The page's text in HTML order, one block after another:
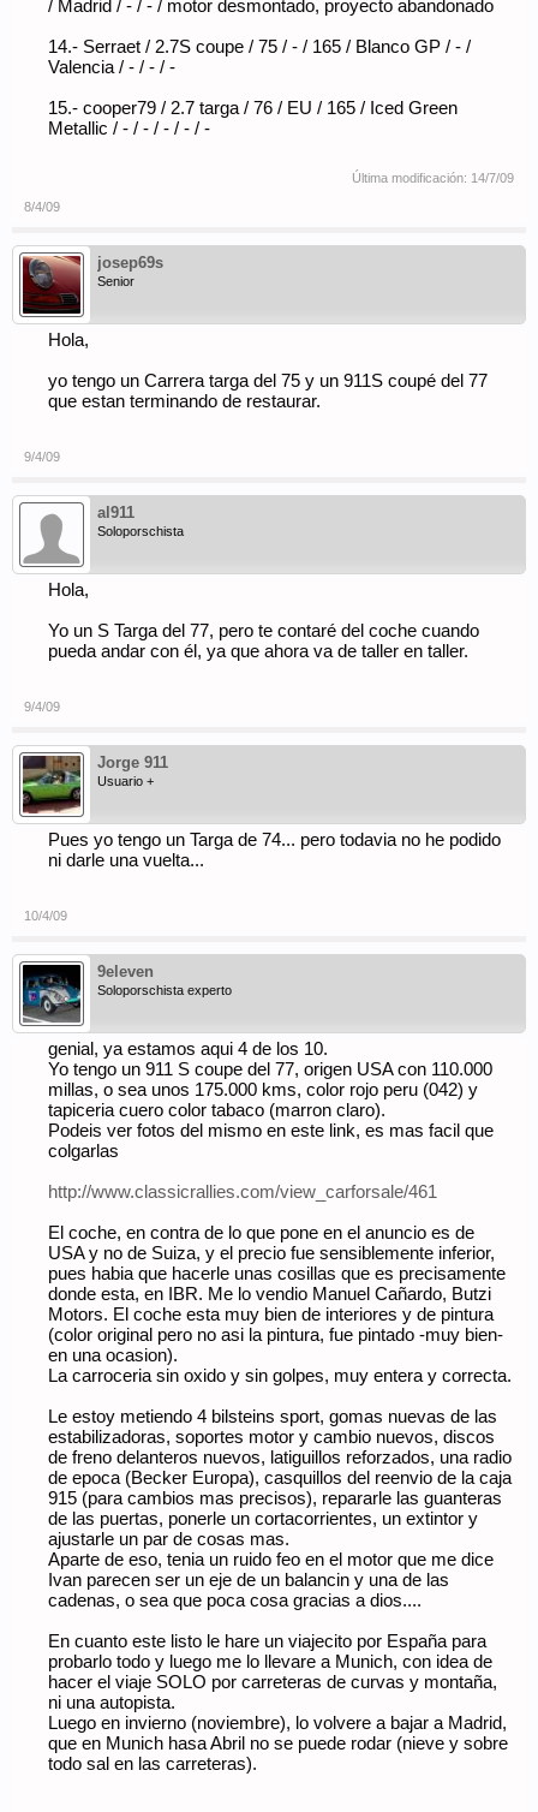
/ Madrid / - / - / motor desmontado, proyecto abandonado
14.- Serraet / 2.7S coupe / 75 / - / 165 / Blanco GP / - /
Valencia / - / - / -
15.- cooper79 / 2.7 targa / 76 / EU / 165 / Iced Green
Metallic / - / - / - / - / -
Última modificación: 14/7/09
8/4/09
josep69s
Senior
Hola,
yo tengo un Carrera targa del 75 y un 911S coupé del 77
que estan terminando de restaurar.
9/4/09
al911
Soloporschista
Hola,
Yo un S Targa del 77, pero te contaré del coche cuando
pueda andar con él, ya que ahora va de taller en taller.
9/4/09
Jorge 911
Usuario +
Pues yo tengo un Targa de 74... pero todavia no he podido
ni darle una vuelta...
10/4/09
9eleven
Soloporschista experto
genial, ya estamos aqui 4 de los 10.
Yo tengo un 911 S coupe del 77, origen USA con 110.000
millas, o sea unos 175.000 kms, color rojo peru (042) y
tapiceria cuero color tabaco (marron claro).
Podeis ver fotos del mismo en este link, es mas facil que
colgarlas
http://www.classicrallies.com/view_carforsale/461
El coche, en contra de lo que pone en el anuncio es de
USA y no de Suiza, y el precio fue sensiblemente inferior,
pues habia que hacerle unas cosillas que es precisamente
donde esta, en IBR. Me lo vendio Manuel Cañardo, Butzi
Motors. El coche esta muy bien de interiores y de pintura
(color original pero no asi la pintura, fue pintado -muy bien-
en una ocasion).
La carroceria sin oxido y sin golpes, muy entera y correcta.
Le estoy metiendo 4 bilsteins sport, gomas nuevas de las
estabilizadoras, soportes motor y cambio nuevos, discos
de freno delanteros nuevos, latiguillos reforzados, una radio
de epoca (Becker Europa), casquillos del reenvio de la caja
915 (para cambios mas precisos), repararle las guanteras
de las puertas, ponerle un cortacorrientes, un extintor y
ajustarle un par de cosas mas.
Aparte de eso, tenia un ruido feo en el motor que me dice
Ivan parecen ser un eje de un balancin y una de las
cadenas, o sea que poca cosa gracias a dios....
En cuanto este listo le hare un viajecito por España para
probarlo todo y luego me lo llevare a Munich, con idea de
hacer el viaje SOLO por carreteras de curvas y montaña,
ni una autopista.
Luego en invierno (noviembre), lo volvere a bajar a Madrid,
que en Munich hasa Abril no se puede rodar (nieve y sobre
todo sal en las carreteras).